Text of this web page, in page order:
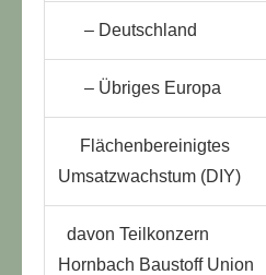
– Deutschland
– Übriges Europa
Flächenbereinigtes
Umsatzwachstum (DIY)
davon Teilkonzern
Hornbach Baustoff Union